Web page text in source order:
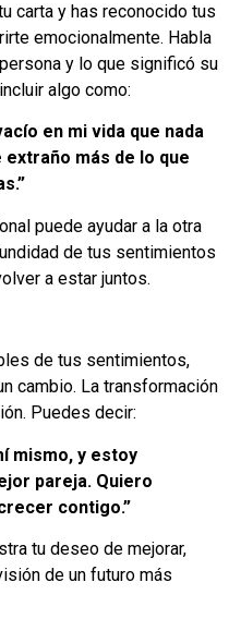
carta y has reconocido tus
emocionalmente. Habla
y lo que significó su
algo como:
en mi vida que nada
extraño más de lo que
puede ayudar a la otra
de tus sentimientos
a estar juntos.
de tus sentimientos,
cambio. La transformación
Puedes decir:
mismo, y estoy
pareja. Quiero
contigo.”
tu deseo de mejorar,
de un futuro más